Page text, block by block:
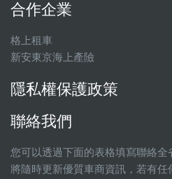
合作企業
格上租車
新安東京海上產險
隱私權保護政策
聯絡我們
您可以透過下面的表格填寫聯絡
將隨時更新優質車商資訊，若有